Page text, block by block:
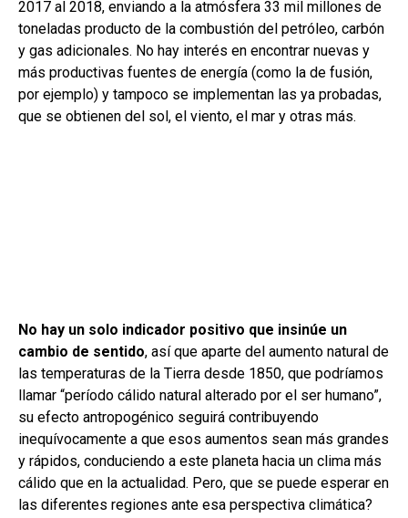
2017 al 2018, enviando a la atmósfera 33 mil millones de
toneladas producto de la combustión del petróleo, carbón
y gas adicionales. No hay interés en encontrar nuevas y
más productivas fuentes de energía (como la de fusión,
por ejemplo) y tampoco se implementan las ya probadas,
que se obtienen del sol, el viento, el mar y otras más.
No hay un solo indicador positivo que insinúe un
cambio de sentido, así que aparte del aumento natural de
las temperaturas de la Tierra desde 1850, que podríamos
llamar “período cálido natural alterado por el ser humano”,
su efecto antropogénico seguirá contribuyendo
inequívocamente a que esos aumentos sean más grandes
y rápidos, conduciendo a este planeta hacia un clima más
cálido que en la actualidad. Pero, que se puede esperar en
las diferentes regiones ante esa perspectiva climática?